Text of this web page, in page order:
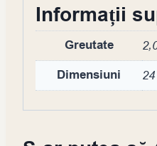
Informații
Greutate
Dimensiuni